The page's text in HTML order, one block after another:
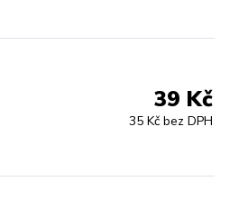
39 Kč
35 Kč bez DPH